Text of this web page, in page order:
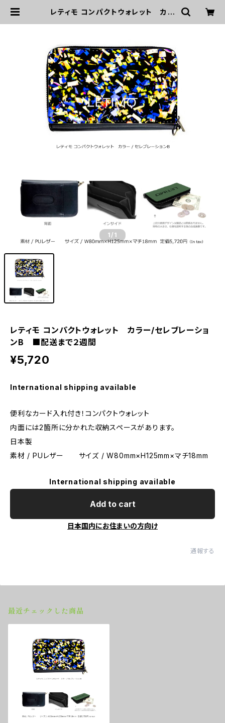
レティモ コンパクトウォレット カラ
1 /1
レティモ コンパクトウォレット カラー/セレブレーショ
ンB ■配送まで２週間
¥5,720
International shipping available
便利なカード入れ付き！コンパクトウォレット
内面には2箇所に分かれた収納スペースがあります。
日本製
素材 / PUレザー サイズ / W80mm×H125mm×マチ18mm
International shipping available
Add to cart
日本国内にお住まいの方向け
通報する
最近チェックした商品